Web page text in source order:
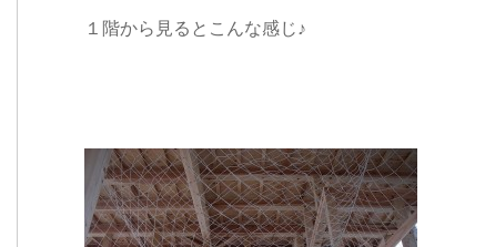
１階から見るとこんな感じ♪